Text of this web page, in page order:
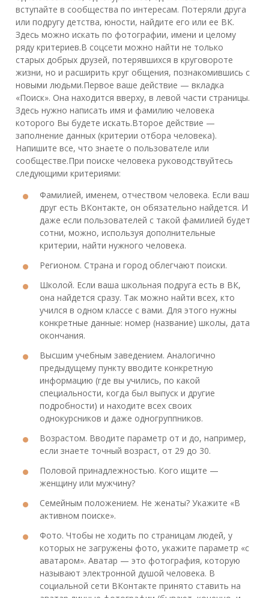
вступайте в сообщества по интересам. Потеряли друга
или подругу детства, юности, найдите его или ее ВК.
Здесь можно искать по фотографии, имени и целому
ряду критериев.В соцсети можно найти не только
старых добрых друзей, потерявшихся в круговороте
жизни, но и расширить круг общения, познакомившись с
новыми людьми.Первое ваше действие — вкладка
«Поиск». Она находится вверху, в левой части страницы.
Здесь нужно написать имя и фамилию человека
которого Вы будете искать.Второе действие —
заполнение данных (критерии отбора человека).
Напишите все, что знаете о пользователе или
сообществе.При поиске человека руководствуйтесь
следующими критериями:
Фамилией, именем, отчеством человека. Если ваш
друг есть ВКонтакте, он обязательно найдется. И
даже если пользователей с такой фамилией будет
сотни, можно, используя дополнительные
критерии, найти нужного человека.
Регионом. Страна и город облегчают поиски.
Школой. Если ваша школьная подруга есть в ВК,
она найдется сразу. Так можно найти всех, кто
учился в одном классе с вами. Для этого нужны
конкретные данные: номер (название) школы, дата
окончания.
Высшим учебным заведением. Аналогично
предыдущему пункту вводите конкретную
информацию (где вы учились, по какой
специальности, когда был выпуск и другие
подробности) и находите всех своих
однокурсников и даже одногруппников.
Возрастом. Вводите параметр от и до, например,
если знаете точный возраст, от 29 до 30.
Половой принадлежностью. Кого ищите —
женщину или мужчину?
Семейным положением. Не женаты? Укажите «В
активном поиске».
Фото. Чтобы не ходить по страницам людей, у
которых не загружены фото, укажите параметр «с
аватаром». Аватар — это фотография, которую
называют электронной душой человека. В
социальной сети ВКонтакте принято ставить на